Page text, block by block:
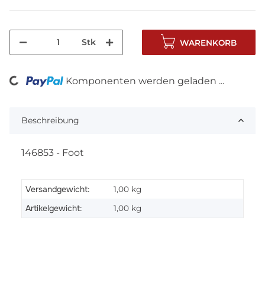
Stk WARENKORB
Komponenten werden geladen ...
Beschreibung
146853 - Foot
Versandgewicht: 1,00 kg
Artikelgewicht: 1,00 kg